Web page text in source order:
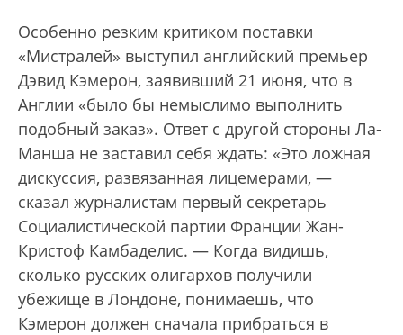
Особенно резким критиком поставки
«Мистралей» выступил английский премьер
Дэвид Кэмерон, заявивший 21 июня, что в
Англии «было бы немыслимо выполнить
подобный заказ». Ответ с другой стороны Ла-
Манша не заставил себя ждать: «Это ложная
дискуссия, развязанная лицемерами, —
сказал журналистам первый секретарь
Социалистической партии Франции Жан-
Кристоф Камбаделис. — Когда видишь,
сколько русских олигархов получили
убежище в Лондоне, понимаешь, что
Кэмерон должен сначала прибраться в